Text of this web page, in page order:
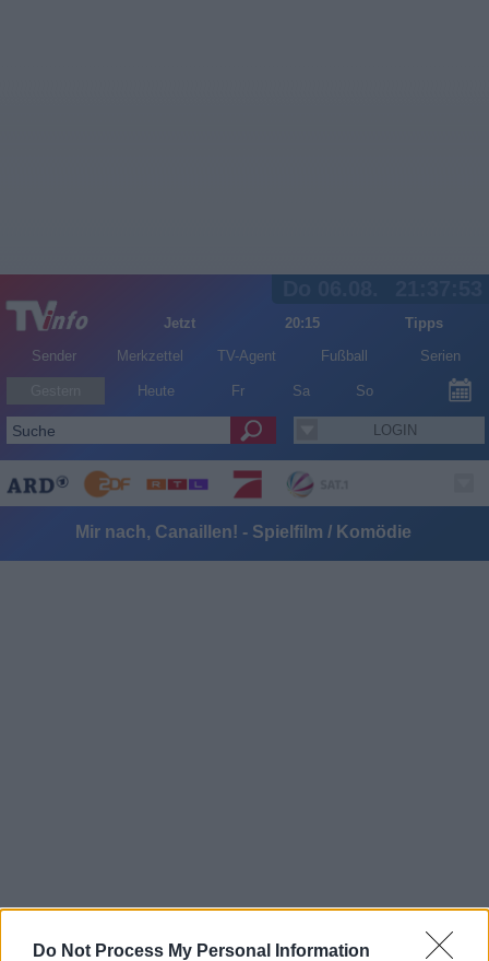
Do Not Process My Personal Information
Jetzt 20:15
Tipps
Sender
Merkzettel TV-Agent Fußball Serien
Heute Fr Sa So
LOGIN
Mir nach, Canaillen! - Spielfilm / Komödie